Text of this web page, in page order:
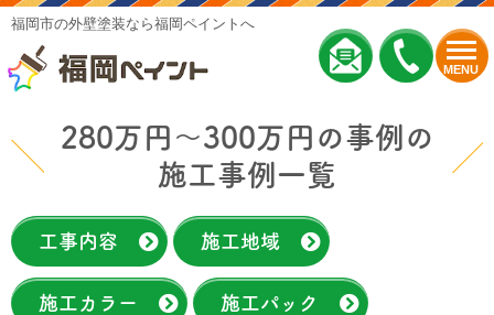
MENU
福岡市の外壁塗装なら福岡ペイントへ
280万円～300万円の事例の
施工事例一覧
工事内容 施工地域
施工カラー 施工パック